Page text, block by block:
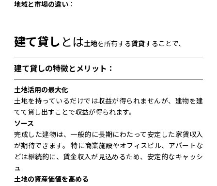
地域と市場の違い ：
建て貸し とは土地を所有する賃貸することで、
建て貸しの特徴とメリット：
土地活用の最大化
土地を持っているだけでは収益が得られませんが、建物を建
てて貸し出すことで収益が得られます。
ソース
完成した建物は、一般的に長期にわたって安定した家賃収入
が期待できます。 特に商業施設やオフィスビル、アパートな
どは継続的に、賃金収入が見込めるため、安定的なキャッシ
ュ
土地の資産価値を高める